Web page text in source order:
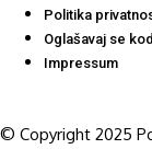
Politika
Oglašavaj se
Impressum
© Copyright 2025